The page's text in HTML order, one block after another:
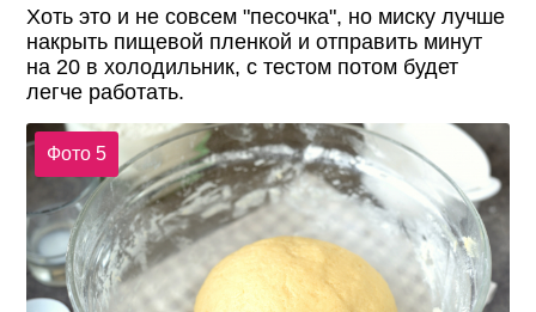
Хоть это и не совсем "песочка", но миску лучше
накрыть пищевой пленкой и отправить минут
на 20 в холодильник, с тестом потом будет
легче работать.
Фото 5